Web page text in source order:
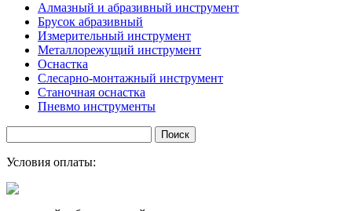
Алмазный и абразивный инструмент
Брусок абразивный
Измерительный инструмент
Металлорежущий инструмент
Оснастка
Слесарно-монтажный инструмент
Станочная оснастка
Пневмо инструменты
Условия оплаты: